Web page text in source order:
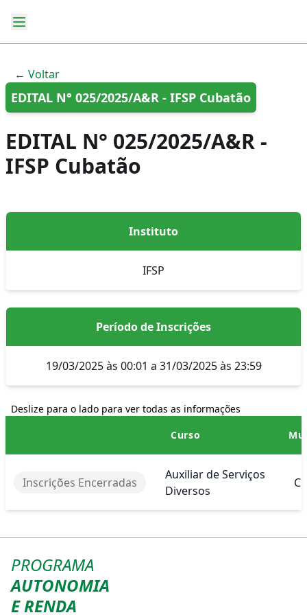
← Voltar
EDITAL N° 025/2025/A&R - IFSP Cubatão
EDITAL N° 025/2025/A&R -
IFSP Cubatão
Instituto
IFSP
Período de Inscrições
19/03/2025 às 00:01 a 31/03/2025 às 23:59
Deslize para o lado para ver todas as informações
Curso
Inscrições Encerradas
Auxiliar de Serviços
Diversos
PROGRAMA
AUTONOMIA
E RENDA